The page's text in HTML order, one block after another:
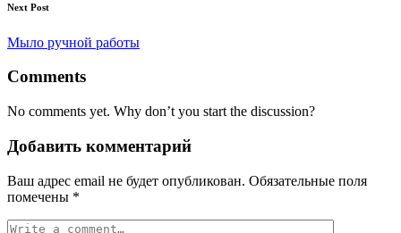
Next Post
Мыло ручной работы
Comments
No comments yet. Why don’t you start the discussion?
Добавить комментарий
Ваш адрес email не будет опубликован. Обязательные поля
помечены *